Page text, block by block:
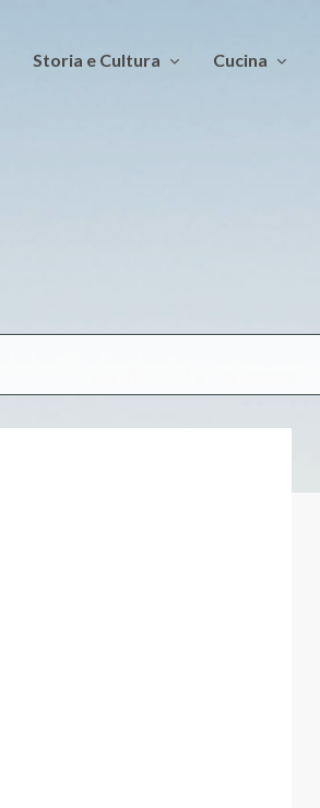
Storia e Cultura Cucina